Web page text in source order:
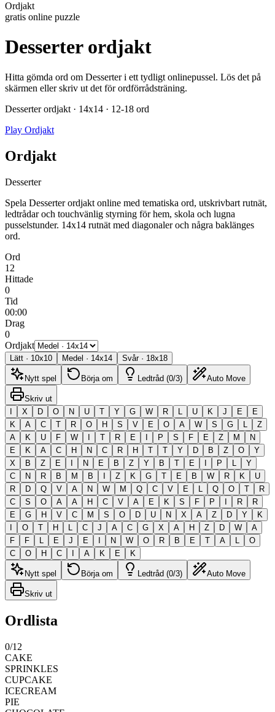
Ordjakt
gratis online puzzle
Desserter ordjakt
Hitta gömda ord om Desserter i ett tydligt onlinepussel. Lös det på
skärmen eller skriv ut det för ordförrådsträning.
Desserter ordjakt · 14x14 · 12-18 ord
Play Ordjakt
Ordjakt
Desserter
Spela Desserter ordjakt online med tematiska ord, utskrivbart rutnät,
ledtrådar och touchvänlig styrning för hem, skola och lugna
pusselstunder. 14x14 rutnät med diagonaler och några baklänges
ord.
Ord
12
Hittade
0
Tid
00:00
Drag
0
Ordjakt
Lätt · 10x10 Medel · 14x14 Svår· 18x18
Nytt spel Börja om Ledtråd (0/3) Auto Move
Skriv ut
I
X D O N U T Y G W R L U K J E
E
K
A C T R O H S V E O A W S G L
Z
A
K U F W I T R E I P S F E Z M
N
E
K A C H N C R H T T Y D B Z O
Y
X
B Z E I N E B Z Y B T E I P L
Y
C
N R B M B I Z K G T E B W R K
U
R
D Q V A N W M Q C V E L Q O T
R
C
S O A A H C V A E K S F P I R
R
E
G H V C M S O D U N X A Z D Y
K
I
O T H L C J A C G X A H Z D W
A
F
F L E J E I N W O R B E T A L
O
C
O H C I A K E K
Nytt spel Börja om Ledtråd (0/3) Auto Move
Skriv ut
Ordlista
0/12
CAKE
SPRINKLES
CUPCAKE
ICECREAM
PIE